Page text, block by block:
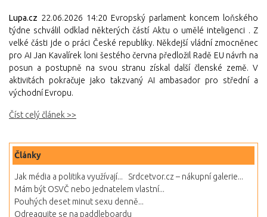
Lupa.cz 22.06.2026 14:20 Evropský parlament koncem loňského
týdne schválil odklad některých částí Aktu o umělé inteligenci . Z
velké části jde o práci České republiky. Někdejší vládní zmocněnec
pro AI Jan Kavalírek loni šestého června předložil Radě EU návrh na
posun a postupně na svou stranu získal další členské země. V
aktivitách pokračuje jako takzvaný AI ambasador pro střední a
východní Evropu.
Číst celý článek >>
Články
Jak média a politika využívají...
Srdcetvor.cz – nákupní galerie...
Mám být OSVČ nebo jednatelem vlastní...
Pouhých deset minut sexu denně...
Odreagujte se na paddleboardu